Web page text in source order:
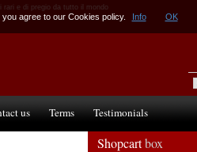
rari e di pregio da tutto il mondo
us Terms Testimonials
Shopcartbox
agree to our Cookies policy. Info OK